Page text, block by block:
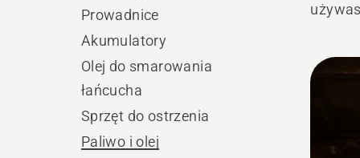
Prowadnice
Akumulatory
Olej do smarowania
łańcucha
Sprzęt do ostrzenia
Paliwo i olej